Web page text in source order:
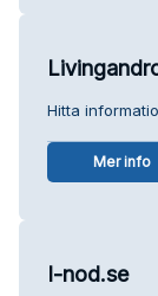
Hitta
Mer info
I-nod.se